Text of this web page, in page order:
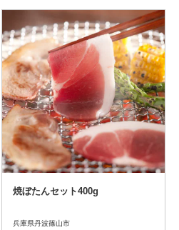
お届け時間帯指定可
発送される月指定可
その他 解除
さとふる限定のお礼品
定期便
さとふるアプリdeワンストップ申請
対象
60
90
120
焼ぼたんセット400g
兵庫県丹波篠山市